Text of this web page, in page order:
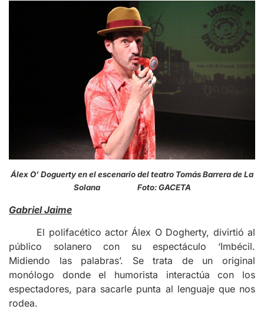
Álex O’ Doguerty en el escenario del teatro Tomás Barrera de La
Solana Foto: GACETA
Gabriel Jaime
El polifacético actor Álex O Dogherty, divirtió al
público solanero con su espectáculo ‘Imbécil.
Midiendo las palabras’. Se trata de un original
monólogo donde el humorista interactúa con los
espectadores, para sacarle punta al lenguaje que nos
rodea.